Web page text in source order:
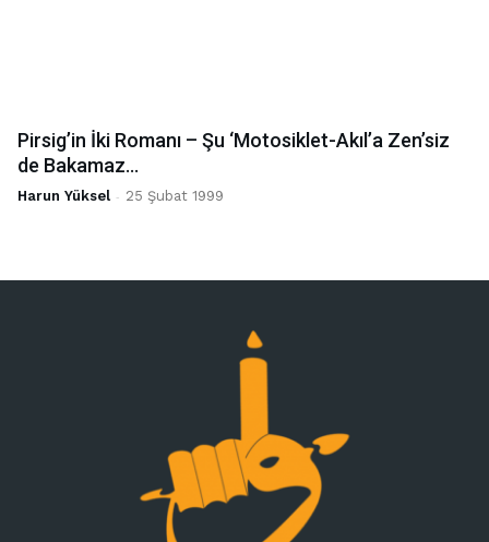
Pirsig’in İki Romanı – Şu ‘Motosiklet-Akıl’a Zen’siz
de Bakamaz...
Harun Yüksel - 25 Şubat 1999